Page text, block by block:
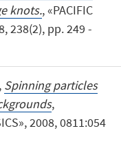
knots., «PACIFIC
238(2), pp. 249 -
Spinning particles
,
2008, 0811:054